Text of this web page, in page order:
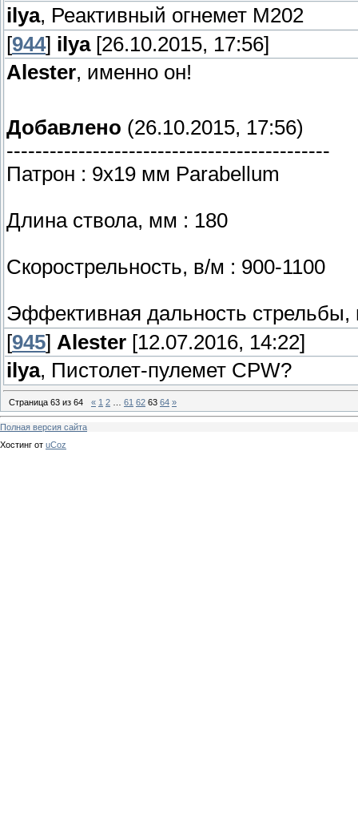
ilya, Реактивный огнемет M202
[944] ilya[26.10.2015, 17:56]
Alester, именно он!
Добавлено (26.10.2015, 17:56)
---------------------------------------------
Патрон : 9х19 мм Parabellum
Длина ствола, мм : 180
Скорострельность, в/м : 900-1100
Эффективная дальность стрельбы,
[945] Alester [12.07.2016, 14:22]
ilya, Пистолет-пулемет CPW?
Страница 63 из 64 « 1 2 61 62 63 64 »
Полная версия сайта
Хостинг от uCoz